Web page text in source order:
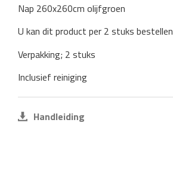
Nap 260x260cm olijfgroen
U kan dit product per 2 stuks bestellen
Verpakking; 2 stuks
Inclusief reiniging
Handleiding